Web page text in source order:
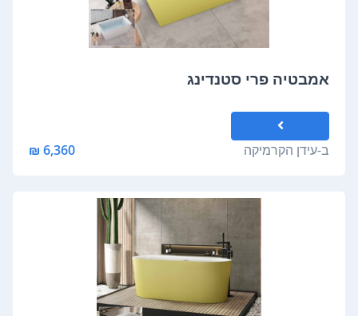
אמבטיה פרי סטנדינג
ב-עידן הקרמיקה 6,360 ₪